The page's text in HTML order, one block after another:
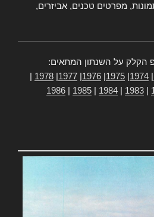
מפרטים טכנים, אביזרים,
הקלק על השנתון המתאים:
1974
1975
1976
1977
1978
1983
1984
1985
1986